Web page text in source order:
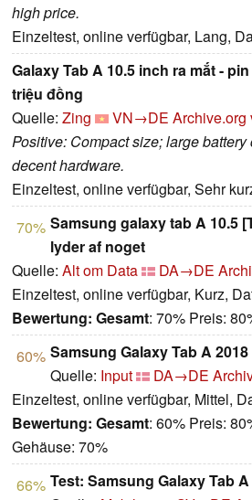
high price.
Einzeltest, online verfügbar, Lang,
Galaxy Tab A 10.5 inch ra mắt -
triệu đồng
Quelle: Zing VN→DE Archive.org
Positive: Compact size; large
decent hardware.
Einzeltest, online verfügbar, Sehr
70% Samsung galaxy tab A 10.5
lyder af noget
Quelle: Alt om Data DA→DE
Einzeltest, online verfügbar, Kurz,
Bewertung: Gesamt: 70% Preis:
60% Samsung Galaxy Tab A 2018
Quelle: Input DA→DE
Einzeltest, online verfügbar, Mittel,
Bewertung: Gesamt: 60% Preis:
Gehäuse: 70%
66% Test: Samsung Galaxy Tab A